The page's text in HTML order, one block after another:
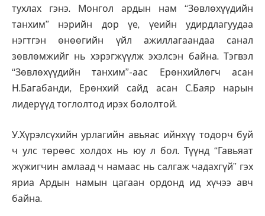
тухлах гэнэ. Монгол ардын нам “Зөвлөхүүдийн
танхим” нэрийн дор үе, үеийн удирдлагуудаа
нэгтгэн өнөөгийн үйл ажиллагаандаа санал
зөвлөмжийг нь хэрэгжүүлж эхэлсэн байна. Тэгвэл
“Зөвлөхүүдийн танхим”-аас Ерөнхийлөгч асан
Н.Багабанди, Ерөнхий сайд асан С.Баяр нарын
лидерүүд тоглолтод ирэх бололтой.
У.Хүрэлсүхийн урлагийн авьяас ийнхүү тодорч буй
ч улс төрөөс холдох нь юу л бол. Түүнд “Гавьяат
жүжигчин амлаад ч намаас нь салгаж чадахгүй” гэх
яриа Ардын намын цагаан ордонд ид хүчээ авч
байна.